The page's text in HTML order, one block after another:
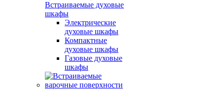
Встраиваемые духовые
шкафы
Электрические
духовые шкафы
Компактные
духовые шкафы
Газовые духовые
шкафы